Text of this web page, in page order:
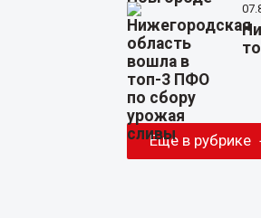
Еще в рубрике